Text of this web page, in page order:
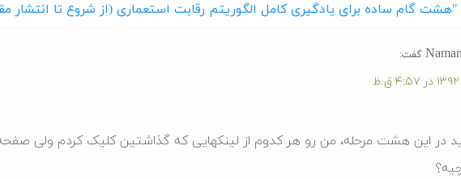
"هشت گام ساده برای یادگیری کامل الگوریتم رقابت استعماری (از شروع تا انتشار
گفت:
در این هشت مرحله، من رو هر کدوم از لینکهایی که گذاشتین کلیک کردم ولی